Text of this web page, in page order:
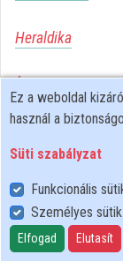
Heraldika
Jogtörténet
Középkori
Ez a weboldal
használ a
Süti szabályzat
Funkcionális
Személyes
Elfogad Elutasít